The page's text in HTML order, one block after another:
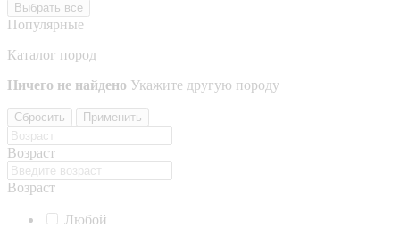
Выбрать все
Популярные
Каталог пород
Ничего не найдено Укажите другую породу
Сбросить Применить
Возраст
Возраст
Любой